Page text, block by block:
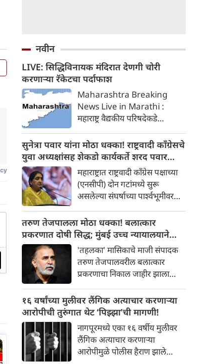
नवीन
LIVE: सिद्धिविनायक मंदिरात देणगी चोरी
करणाऱ्या रॅकेटचा पर्दाफाश
Maharashtra Breaking
News Live in Marathi :
महाराष्ट्र वैद्यकीय परिषदेकडे
सीसीएमपी डॉक्टरांना नोंदणी
देण्याच्या निर्णयाच्या निषेधार्थ खासगी
डॉक्टरांनी पुकारलेल्या
अनिश्चितकालीन संपाचा परिणाम
आता शहरातील आरोग्य व्यवस्थेवर
स्पष्टपणे दिसून येत आहे.
सुनेत्रा पवार यांना मोठा धक्का! राष्ट्रवादी काँग्रेसचे
युवा अध्यक्षांसह शेकडो कार्यकर्ते शरद पवार
गटात सामील
महाराष्ट्रात राष्ट्रवादी काँग्रेस पक्षाच्या
(एनसीपी) दोन गटांमध्ये सुरू
असलेल्या संघर्षाच्या पार्श्वभूमीवर
समोर आली आहे. उपमुख्यमंत्री सुनेत्रा
पवार यांच्या नेतृत्वाखालील राष्ट्रवादी
काँग्रेस गटाला ठाण्यात मोठा धक्का
बसला आहे. पक्षाचे ठाणे शहर युवा
अध्यक्ष वीरू वाघमारे आणि
सरचिटणीस हेमंत वाणी यांच्यासह
शेकडो कार्यकर्ते शरद पवार गटात
सामील झाले आहेत. याप्रसंगी शरद
पवार यांचे निकटचे सहकारी आणि
आमदार डॉ. जितेंद्र आव्हाड,
जिल्हाध्यक्ष मनोज प्रधान आणि युवा
अध्यक्ष अभिजीत पवार उपस्थित होते
तरुण तेजपालला मोठा धक्का! बलात्कार
प्रकरणात दोषी सिद्ध; मुंबई उच्च न्यायालयाने
कनिष्ठ न्यायालयाचा निकाल फिरवला!
'तहलका' मासिकाचे माजी संपादक
तरुण तेजपालवरील बलात्कार
प्रकरणाचा निकाल जाहीर झाला
खंडपीठाने तरुण तेजपालला दोषी
ठरवले आहे. शिक्षेच्या
कालावधीबाबत दोन्ही बाजूंचा
युक्तिवाद आजच ऐकला जाईल, असे
न्यायालयाने स्पष्ट केले. २०१३ मधील
लैंगिक अत्याचार प्रकरणात तरुण
१६ वर्षांच्या मुलीवर लैंगिक अत्याचार करणाऱ्या
आरोपीची तुरुंगात थेट ‘पिझ्झा’ची मागणी!
नागपूरमध्ये एका १६ वर्षीय मुलीवर
लैंगिक अत्याचार करणाऱ्या
आरोपीमुळे पोलीस हैराण झाले